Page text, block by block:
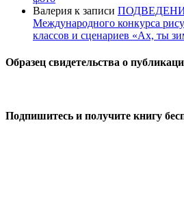
Валерия к записи
Международного конкурса
классов и сценариев «Ах, ты
Образец свидетельства о
Подпишитесь и получите книгу